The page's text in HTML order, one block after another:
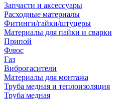
Запчасти и аксессуары
Расходные материалы
Фитинги/гайки/штуцеры
Материалы для пайки и сварки
Припой
Флюс
Газ
Виброгасители
Материалы для монтажа
Труба медная и теплоизоляция
Труба медная